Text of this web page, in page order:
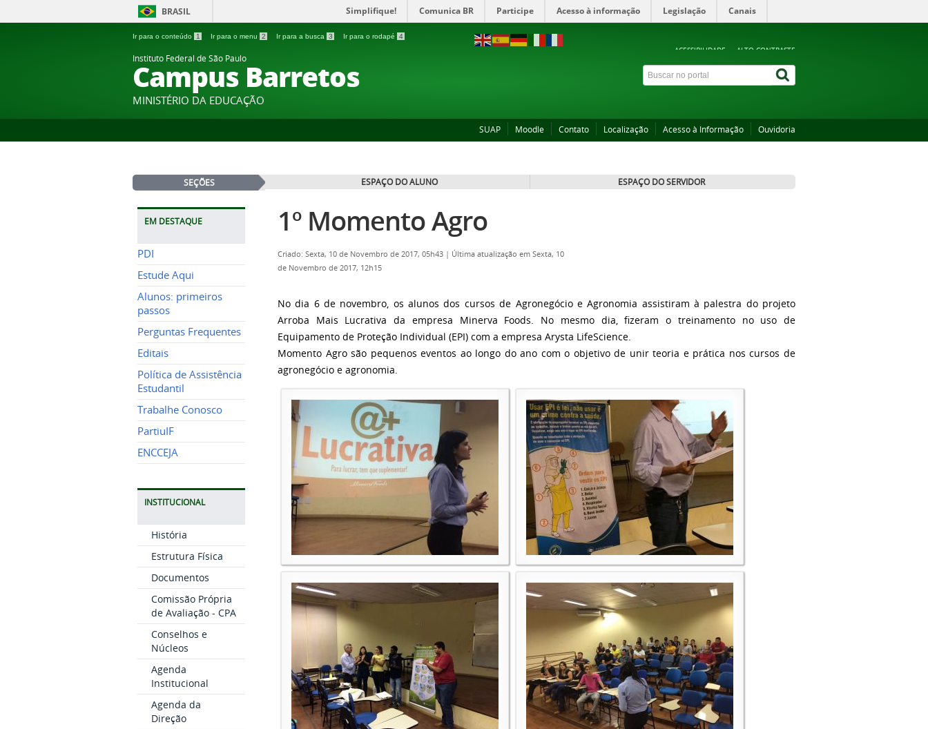
BRASIL Simplifique! Comunica BR Participe Acesso à informação Legislação Canais
Ir para o conteúdo 1 Ir para o menu 2 Ir para a busca 3 Ir para o rodapé 4
ACESSIBILIDADE ALTO CONTRASTE
Instituto Federal de São Paulo
Campus Barretos
MINISTÉRIO DA EDUCAÇÃO
SUAP Moodle Contato Localização Acesso à Informação Ouvidoria
SEÇÕES ESPAÇO DO ALUNO ESPAÇO DO SERVIDOR
EM DESTAQUE
PDI
Estude Aqui
Alunos: primeiros
passos
Perguntas Frequentes
Editais
Política de Assistência
Estudantil
Trabalhe Conosco
PartiuIF
ENCCEJA
INSTITUCIONAL
História
Estrutura Física
Documentos
Comissão Própria
de Avaliação - CPA
Conselhos e
Núcleos
Agenda
Institucional
Agenda da
Direção
1º Momento Agro
Criado: Sexta, 10 de Novembro de 2017, 05h43 | Última atualização em Sexta, 10
de Novembro de 2017, 12h15
No dia 6 de novembro, os alunos dos cursos de Agronegócio e Agronomia assistiram à palestra do projeto
Arroba Mais Lucrativa da empresa Minerva Foods. No mesmo dia, fizeram o treinamento no uso de
Equipamento de Proteção Individual (EPI) com a empresa Arysta LifeScience.
Momento Agro são pequenos eventos ao longo do ano com o objetivo de unir teoria e prática nos cursos de
agronegócio e agronomia.